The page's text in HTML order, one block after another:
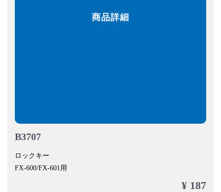
商品詳細
B3707
ロックキー
FX-600/FX-601用
¥ 187